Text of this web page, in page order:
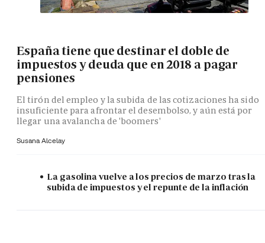
España tiene que destinar el doble de
impuestos y deuda que en 2018 a pagar
pensiones
El tirón del empleo y la subida de las cotizaciones ha sido
insuficiente para afrontar el desembolso, y aún está por
llegar una avalancha de 'boomers'
Susana Alcelay
La gasolina vuelve a los precios de marzo tras la
subida de impuestos y el repunte de la inflación